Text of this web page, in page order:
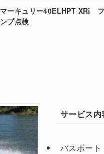
マーキュリー40ELHPT XRi
ンプ点検
サービス内
バスボート